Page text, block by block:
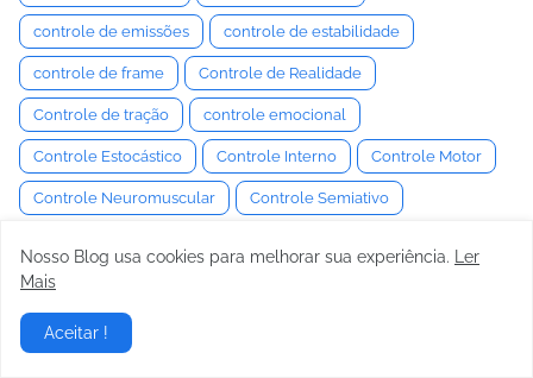
controle de emissões controle de estabilidade
controle de frame Controle de Realidade
Controle de tração controle emocional
Controle Estocástico Controle Interno Controle Motor
Controle Neuromuscular Controle Semiativo
Convergência e Câmber
Conversação
Nosso Blog usa cookies para melhorar sua experiência.
Ler
Mais
Aceitar !